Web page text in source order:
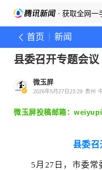
· 获取全网一
首页 新闻
县委召开专题会议
微玉屏
2026年5月27日23:29 贵州
微玉屏投稿邮箱：
县委
5月27日，市委常